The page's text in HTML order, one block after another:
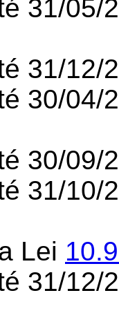
31/05/
31/
30/04/
30/
31/10/
Lei
31/12/